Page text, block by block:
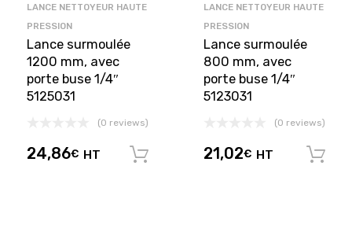
LANCE NETTOYEUR HAUTE
PRESSION
Lance surmoulée
1200 mm, avec
porte buse 1/4″
5125031
(0 reviews)
24,86€ HT Ajouter au panier
LANCE NETTOYEUR HAUTE
PRESSION
Lance surmoulée
800 mm, avec
porte buse 1/4″
5123031
(0 reviews)
21,02€ HT